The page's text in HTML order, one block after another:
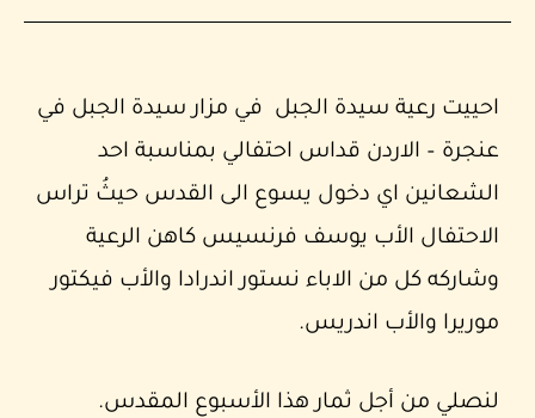
احييت رعية سيدة الجبل في مزار سيدة الجبل في
عنجرة – الاردن قداس احتفالي بمناسبة احد
الشعانين اي دخول يسوع الى القدس حيثُ تراس
الاحتفال الأب يوسف فرنسيس كاهن الرعية
وشاركه كل من الاباء نستور اندرادا والأب فيكتور
موريرا والأب اندريس.
لنصلي من أجل ثمار هذا الأسبوع المقدس.